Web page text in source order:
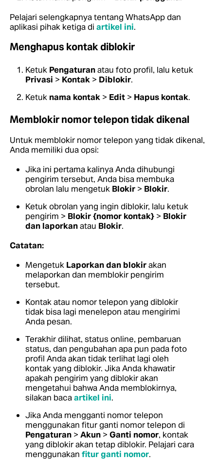
Pelajari selengkapnya tentang WhatsApp dan
aplikasi pihak ketiga di artikel ini.
Menghapus kontak diblokir
Ketuk Pengaturanatau foto profil, lalu ketuk
Privasi > Kontak > Diblokir.
Ketuk nama kontak > Edit > Hapus kontak.
Memblokir nomor telepon tidak dikenal
Untuk memblokir nomor telepon yang tidak dikenal,
Anda memiliki dua opsi:
Jika ini pertama kalinya Anda dihubungi
pengirim tersebut, Anda bisa membuka
obrolan lalu mengetuk Blokir > Blokir.
Ketuk obrolan yang ingin diblokir, lalu ketuk
pengirim > Blokir {nomor kontak} > Blokir
dan laporkanatau Blokir.
Catatan:
Mengetuk Laporkan dan blokirakan
melaporkan dan memblokir pengirim
tersebut.
Kontak atau nomor telepon yang diblokir
tidak bisa lagi menelepon atau mengirimi
Anda pesan.
Terakhir dilihat, status online, pembaruan
status, dan pengubahan apa pun pada foto
profil Anda akan tidak terlihat lagi oleh
kontak yang diblokir. Jika Anda khawatir
apakah pengirim yang diblokir akan
mengetahui bahwa Anda memblokirnya,
silakan bacaartikel ini.
Jika Anda mengganti nomor telepon
menggunakan fitur ganti nomor telepon di
Pengaturan > Akun > Ganti nomor, kontak
yang diblokir akan tetap diblokir. Pelajari cara
menggunakan fitur ganti nomor.